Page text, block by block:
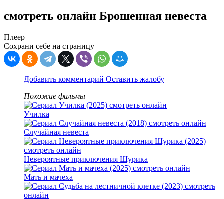
смотреть онлайн Брошенная невеста
Плеер
Сохрани себе на страницу
Добавить комментарий Оставить жалобу
Похожие фильмы
Училка
Случайная невеста
Невероятные приключения Шурика
Мать и мачеха